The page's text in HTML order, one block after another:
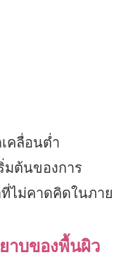
คลื่อนต่ำ
มต้นของการ
ไม่คาดคิดในภาย
าบของพื้นผิว